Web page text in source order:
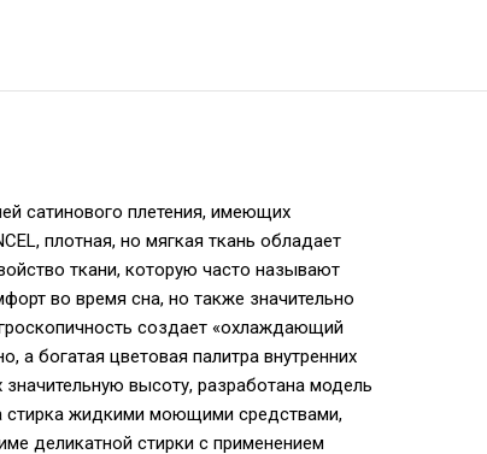
сатинового плетения, имеющих
плотная, но мягкая ткань обладает
ткани, которую часто называют
во время сна, но также значительно
создает «охлаждающий
а богатая цветовая палитра внутренних
высоту, разработана модель
стирка жидкими моющими средствами,
деликатной стирки с применением